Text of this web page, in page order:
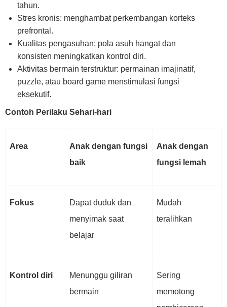
tahun.
Stres kronis: menghambat perkembangan korteks
prefrontal.
Kualitas pengasuhan: pola asuh hangat dan
konsisten meningkatkan kontrol diri.
Aktivitas bermain terstruktur: permainan imajinatif,
puzzle, atau board game menstimulasi fungsi
eksekutif.
Contoh Perilaku Sehari-hari
Area
Anak dengan fungsi
baik
Anak dengan
fungsi lemah
Fokus
Dapat duduk dan
menyimak saat
belajar
Mudah
teralihkan
Kontrol diri
Menunggu giliran
bermain
Sering
memotong